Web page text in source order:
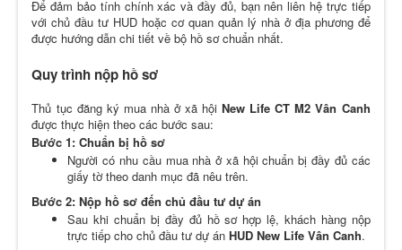
Để đảm bảo tính chính xác và đầy đủ, bạn nên liên hệ trực tiếp
với chủ đầu tư HUD hoặc cơ quan quản lý nhà ở địa phương để
được hướng dẫn chi tiết về bộ hồ sơ chuẩn nhất.
Quy trình nộp hồ sơ
Thủ tục đăng ký mua nhà ở xã hộiNew Life CT M2 Vân Canh
được thực hiện theo các bước sau:
Bước 1: Chuẩn bị hồ sơ
Người có nhu cầu mua nhà ở xã hội chuẩn bị đầy đủ các
giấy tờ theo danh mục đã nêu trên.
Bước 2: Nộp hồ sơ đến chủ đầu tư dự án
Sau khi chuẩn bị đầy đủ hồ sơ hợp lệ, khách hàng nộp
trực tiếp cho chủ đầu tư dự ánHUD New Life Vân Canh.